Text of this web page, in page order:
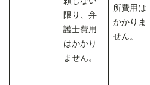
限り、弁
護士費用
はかかり
ません。
所費用は
かかりま
せん。